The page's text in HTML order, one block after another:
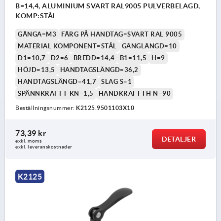
B=14,4, ALUMINIUM SVART RAL9005 PULVERBELAGD,
KOMP:STÅL
GÄNGA=M3
FÄRG PÅ HANDTAG=SVART RAL 9005
MATERIAL KOMPONENT=STÅL
GÄNGLÄNGD=10
D1=10,7
D2=6 BREDD=14,4 B1=11,5
H=9
HÖJD=13,5
HANDTAGSLÄNGD=36,2
HANDTAGSLÄNGD=41,7
SLAG S=1
SPÄNNKRAFT F KN=1,5
HANDKRAFT FH N=90
Beställningsnummer: K2125.9501103X10
73,39 kr
exkl. moms
exkl. leveranskostnader
DETALJER
K2125